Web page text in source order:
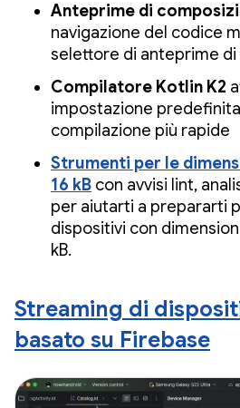
Anteprime di
navigazione del codice
selettore di anteprime
Compilatore Kotlin K2
impostazione
compilazione più rapide
Strumenti per le
16 kB con avvisi lint,
per aiutarti a prepararti
dispositivi con
kB.
Streaming di
basato su Firebase